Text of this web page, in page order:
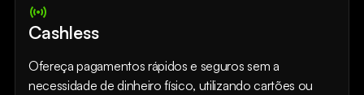
Cashless
Ofereça pagamentos rápidos e seguros sem a
necessidade de dinheiro físico, utilizando cartões ou